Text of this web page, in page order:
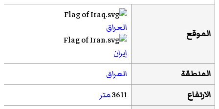
الموقع
العراق
إيران
المنطقة
العراق
الارتفاع
3611متر